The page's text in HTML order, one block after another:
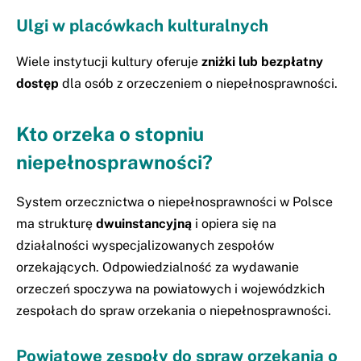
Ulgi w placówkach kulturalnych
Wiele instytucji kultury oferuje zniżki lub bezpłatny
dostęp dla osób z orzeczeniem o niepełnosprawności.
Kto orzeka o stopniu
niepełnosprawności?
System orzecznictwa o niepełnosprawności w Polsce
ma strukturę dwuinstancyjną i opiera się na
działalności wyspecjalizowanych zespołów
orzekających. Odpowiedzialność za wydawanie
orzeczeń spoczywa na powiatowych i wojewódzkich
zespołach do spraw orzekania o niepełnosprawności.
Powiatowe zespoły do spraw orzekania o